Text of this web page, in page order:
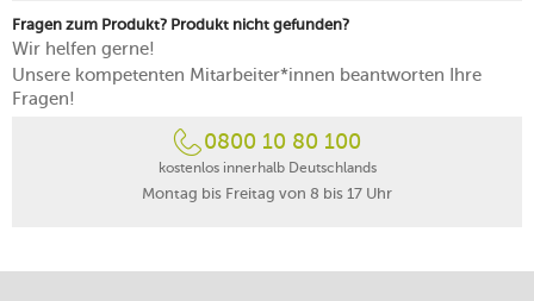
lässt sich zügig stapeln
Dekor beständig und tief eingearbeitet
widerstandsfähig, alltagstauglich und funktional
mikrowellensicher
Made in Germany
Fragen zum Produkt? Produkt nicht gefunden?
Wir helfen gerne!
Unsere kompetenten Mitarbeiter*innen beantworten Ihre
Fragen!
0800 10 80 100
kostenlos innerhalb Deutschlands
Montag bis Freitag von 8 bis 17 Uhr